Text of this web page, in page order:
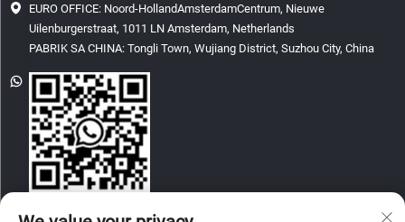
EURO OFFICE: Noord-HollandAmsterdamCentrum, Nieuwe
Uilenburgerstraat, 1011 LN Amsterdam, Netherlands
PABRIK SA CHINA: Tongli Town, Wujiang District, Suzhou City, China
[email protected]